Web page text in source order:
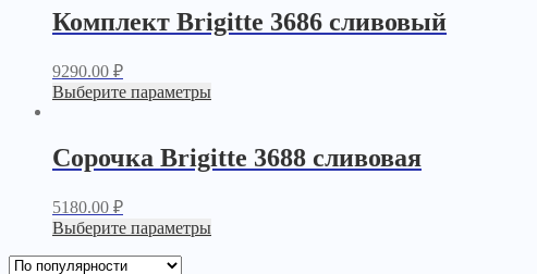
Комплект Brigitte 3686 сливовый
9290.00 ₽
Выберите параметры
Сорочка Brigitte 3688 сливовая
5180.00 ₽
Выберите параметры